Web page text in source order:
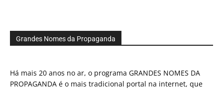
Grandes Nomes da Propaganda
Há mais 20 anos no ar, o programa GRANDES NOMES DA
PROPAGANDA é o mais tradicional portal na internet, que